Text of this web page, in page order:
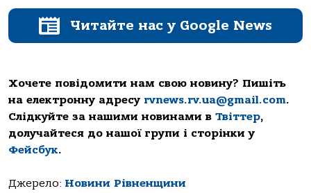
Читайте нас у Google News
Хочете повідомити нам свою новину? Пишіть
на електронну адресу rvnews.rv.ua@gmail.com.
Слідкуйте за нашими новинами в Твіттер,
долучайтеся до нашої групи і сторінки у
Фейсбук.
Джерело: Новини Рівненщини